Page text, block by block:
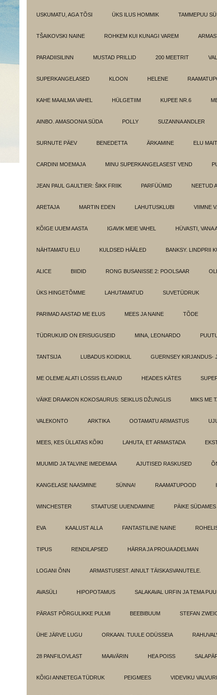
USKUMATU, AGA TÕSI ÜKS ILUS HOMMIK TAMMEPUU
TŠAIKOVSKI NAINE ROHKEM KUI KUNAGI VAREM
PARADIISILINN MUSTAD PRILLID 200 MEETRIT
SUPERKANGELASED KLOON HELENE
KAHE MAAILMA VAHEL HÜLGETIIM KUPEE NR.6
AINBO. AMASOONIA SÜDA POLLY SUZANNA ANDLER
SURNUTE PÄEV BENEDETTA ÄRKAMINE ELU
CARDINI MOEMAJA MINU SUPERKANGELASEST VEND
JEAN PAUL GAULTIER: ŠIKK FRIIK PARFÜÜMID NEETUD
ARETAJA MARTIN EDEN LAHUTUSKLUBI VIIMNE
KÕIGE UUEM AASTA IGAVIK MEIE VAHEL HÜVASTI, VANA
NÄHTAMATU ELU KULDSED HÄÄLED BANKSY. LINDPRII
ALICE BIIDID RONG BUSANISSE 2: POOLSAAR
ÜKS HINGETÕMME LAHUTAMATUD SUVETÜDRUK
PARIMAD AASTAD ME ELUS MEES JA NAINE TÕDE
TÜDRUKUID ON ERISUGUSEID MINA, LEONARDO
TANTSIJA LUBADUS KOIDIKUL GUERNSEY KIRJANDUS-
ME OLEME ALATI LOSSIS ELANUD HEADES KÄTES
VÄIKE DRAAKON KOKOSAURUS: SEIKLUS DŽUNGLIS MIKS ME
VALEKONTO ARKTIKA OOTAMATU ARMASTUS
MEES, KES ÜLLATAS KÕIKI LAHUTA, ET ARMASTADA
MUUMID JA TALVINE IMEDEMAA AJUTISED RASKUSED
KANGELASE NAASMINE SÜNNA! RAAMATUPOOD
WINCHESTER STAATUSE UUENDAMINE PÄIKE SÜDAMES
EVA KAALUST ALLA FANTASTILINE NAINE
TIPUS RENDILAPSED HÄRRA JA PROUA ADELMAN
LOGANI ÕNN ARMASTUSEST. AINULT TÄISKASVANUTELE.
AVASÜLI HIPOPOTAMUS SALAKAVAL URFIN JA TEMA
PÄRAST PÕRGULIKKE PULMI BEEBIBUUM STEFAN
ÜHE JÄRVE LUGU ORKAAN. TUULE ODÜSSEIA
28 PANFILOVLAST MAAVÄRIN HEA POISS
KÕIGI ANNETEGA TÜDRUK PEIGMEES VIDEVIKU